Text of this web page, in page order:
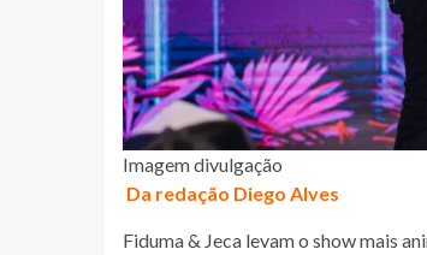
Imagem divulgação
Da redação Diego Alves
Fiduma & Jeca levam o show mais